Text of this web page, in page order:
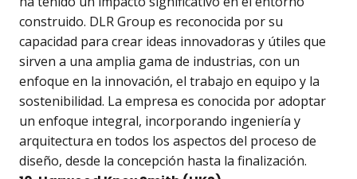
construido. DLR Group es reconocida por su
capacidad para crear ideas innovadoras y útiles que
sirven a una amplia gama de industrias, con un
enfoque en la innovación, el trabajo en equipo y la
sostenibilidad. La empresa es conocida por adoptar
un enfoque integral, incorporando ingeniería y
arquitectura en todos los aspectos del proceso de
diseño, desde la concepción hasta la finalización.